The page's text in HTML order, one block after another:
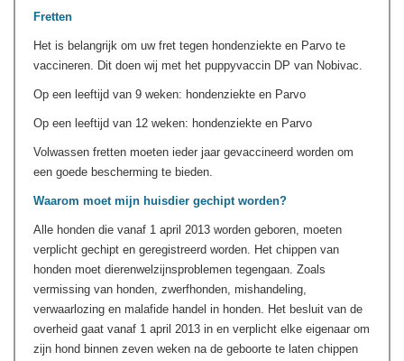
Fretten
Het is belangrijk om uw fret tegen hondenziekte en Parvo te
vaccineren. Dit doen wij met het puppyvaccin DP van Nobivac.
Op een leeftijd van 9 weken: hondenziekte en Parvo
Op een leeftijd van 12 weken: hondenziekte en Parvo
Volwassen fretten moeten ieder jaar gevaccineerd worden om
een goede bescherming te bieden.
Waarom moet mijn huisdier gechipt worden?
Alle honden die vanaf 1 april 2013 worden geboren, moeten
verplicht gechipt en geregistreerd worden. Het chippen van
honden moet dierenwelzijnsproblemen tegengaan. Zoals
vermissing van honden, zwerfhonden, mishandeling,
verwaarlozing en malafide handel in honden. Het besluit van de
overheid gaat vanaf 1 april 2013 in en verplicht elke eigenaar om
zijn hond binnen zeven weken na de geboorte te laten chippen